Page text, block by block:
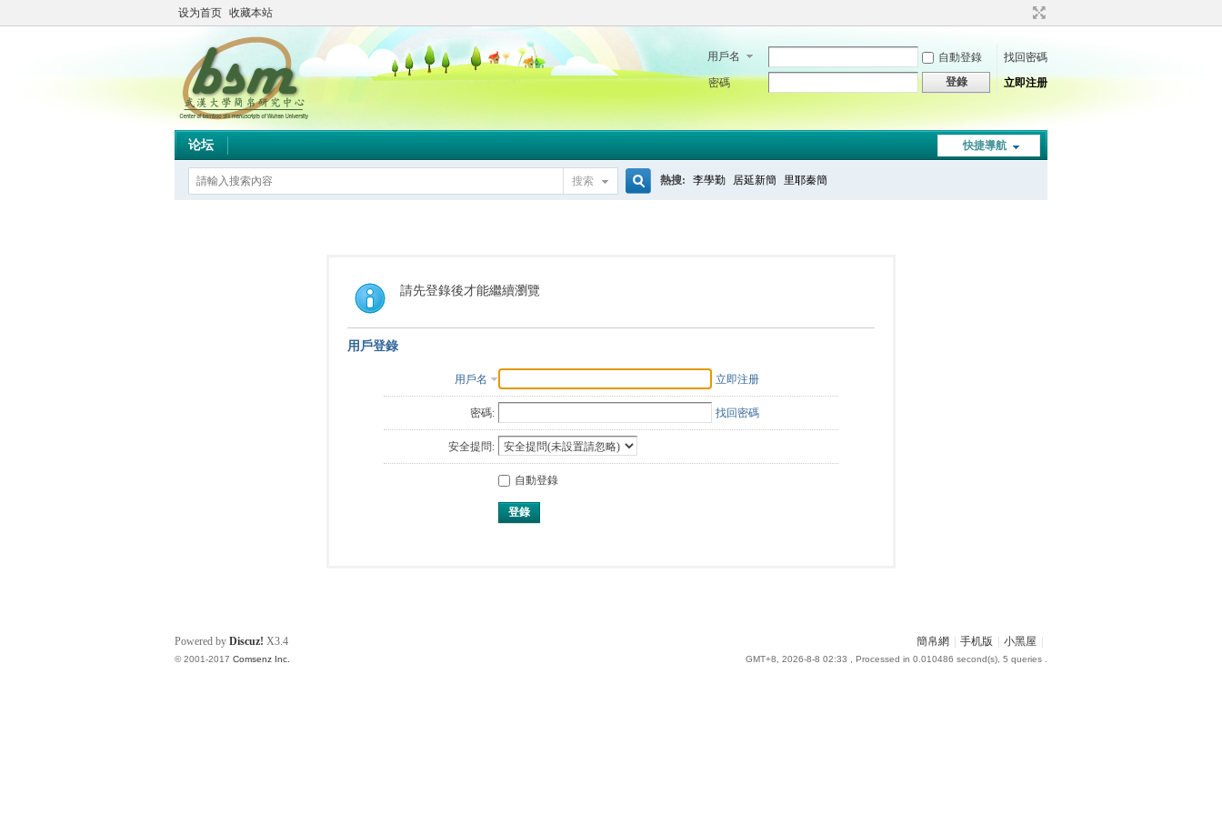
设为首页 收藏本站
用戶名 自動登錄
找回密碼
密碼
登錄 立即注册
快捷導航
论坛
搜索 熱搜: 李學勤 居延新簡 里耶秦簡
請先登錄後才能繼續瀏覽
用戶登錄
用戶名 立即注册
密碼: 找回密碼
安全提問:
自動登錄
登錄
簡帛網 手机版 小黑屋
GMT+8, 2026-8-8 02:33 , Processed in 0.010486 second(s), 5 queries .
Powered by Discuz! X3.4
© 2001-2017 Comsenz Inc.